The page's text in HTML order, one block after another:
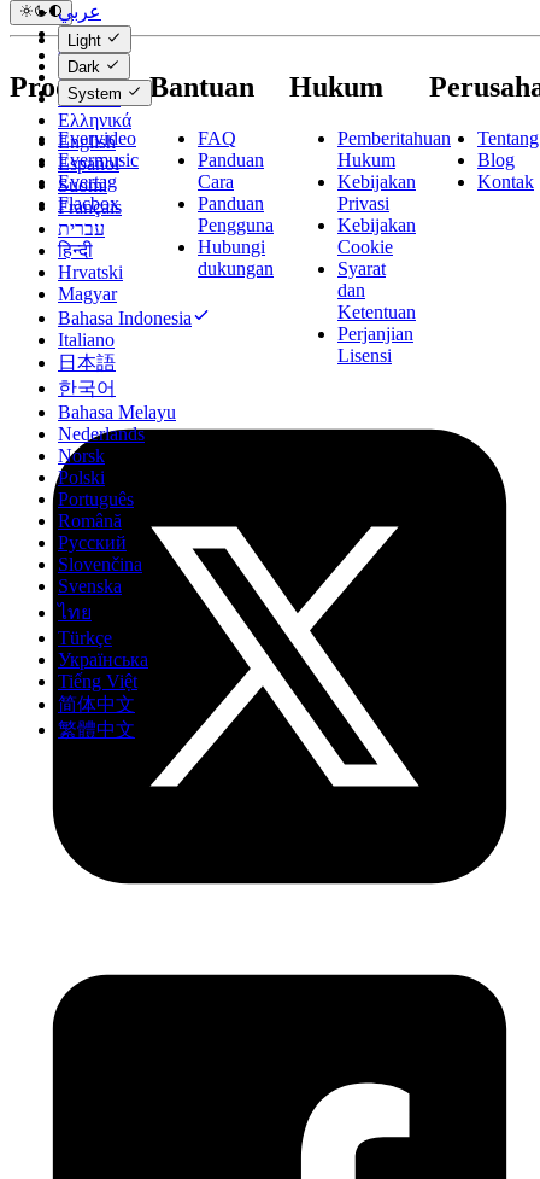
عربي
Català
Čeština
Dansk
Deutsch
Ελληνικά
English
Español
Suomi
Français
עברית
हिन्दी
Hrvatski
Magyar
Bahasa Indonesia
Italiano
日本語
한국어
Bahasa Melayu
Nederlands
Norsk
Polski
Português
Română
Русский
Slovenčina
Svenska
ไทย
Türkçe
Українська
Tiếng Việt
简体中文
繁體中文
Light
Dark
System
Produk
Evervideo
Evermusic
Evertag
Flacbox
Bantuan
FAQ
Panduan
Cara
Panduan
Pengguna
Hubungi
dukungan
Hukum
Pemberitahuan
Hukum
Kebijakan
Privasi
Kebijakan
Cookie
Syarat
dan
Ketentuan
Perjanjian
Lisensi
Tentang
Blog
Kontak